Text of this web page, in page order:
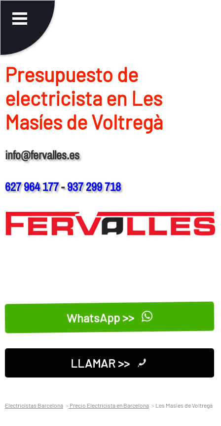
Presupuesto de
electricista en Les
Masíes de Voltregà
info@fervalles.es
627 964 177-937 299 718
WhatsApp >>
LLAMAR >>
Electricistas Barcelona Precio Electricista en Barcelona Les Masíes de Voltregà